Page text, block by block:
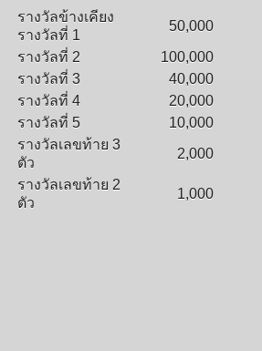
รางวัลข้างเคียง
รางวัลที่ 1
50,000
รางวัลที่ 2
100,000
รางวัลที่ 3
40,000
รางวัลที่ 4
20,000
รางวัลที่ 5
10,000
รางวัลเลขท้าย 3
ตัว
2,000
รางวัลเลขท้าย 2
ตัว
1,000